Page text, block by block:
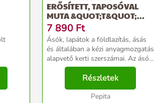
ERŐSÍTETT, TAPOSÓVAL
MUTA &QUOT;T&QUOT;
NYÉLLEL
7 890 Ft
Ásók, lapátok a földlazítás, ásás
és általában a kézi anyagmozgatás
alapvető kerti szerszámai. Az ásó
a talaj lazítására és keverésére
szolgáló eszköz, főleg
kertművelésnél van szerepe,
Részletek
Pepita